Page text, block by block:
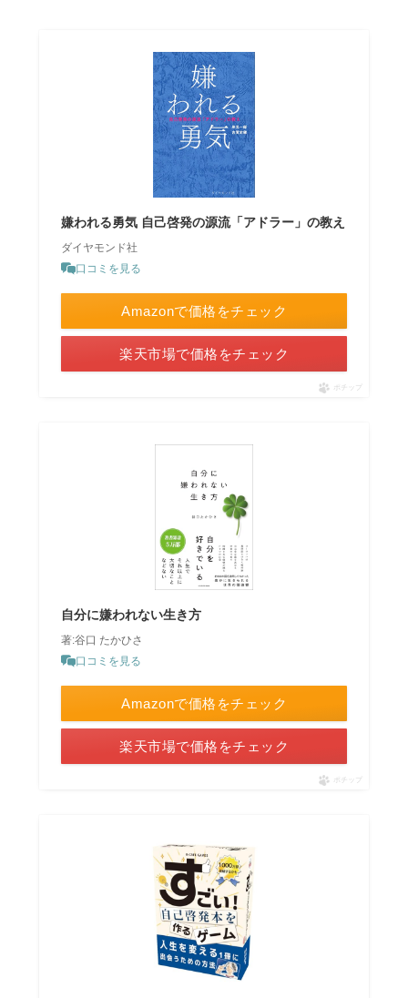
嫌われる勇気 自己啓発の源流「アドラー」の教え
ダイヤモンド社
口コミを見る
Amazonで価格をチェック
楽天市場で価格をチェック
ポチップ
自分に嫌われない生き方
著:谷口 たかひさ
口コミを見る
Amazonで価格をチェック
楽天市場で価格をチェック
ポチップ